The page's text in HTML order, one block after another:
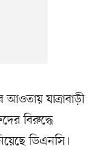
যাত্রাবাড়ী
বিরুদ্ধে
ডিএনসি।